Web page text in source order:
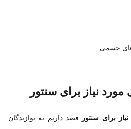
جسمی.
نیاز برای سنتور
برای سنتور قصد داریم به نوازندگان